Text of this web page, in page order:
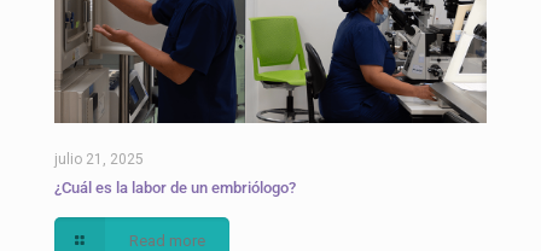
julio 21, 2025
¿Cuál es la labor de un embriólogo?
Read more